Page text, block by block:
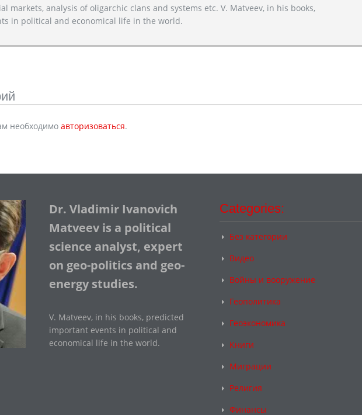
markets, analysis of oligarchic clans and systems etc. V. Matveev, in his books,
in political and economical life in the world.
необходимо авторизоваться.
Dr. Vladimir Ivanovich
Matveev is a political
science analyst, expert
on geo-politics and geo-
energy studies.
V. Matveev, in his books, predicted
important events in political and
economical life in the world.
Categories:
Без категории
Видео
Войны и вооружение
Геополитика
Геоэкономика
Книги
Миграции
Религия
Финансы